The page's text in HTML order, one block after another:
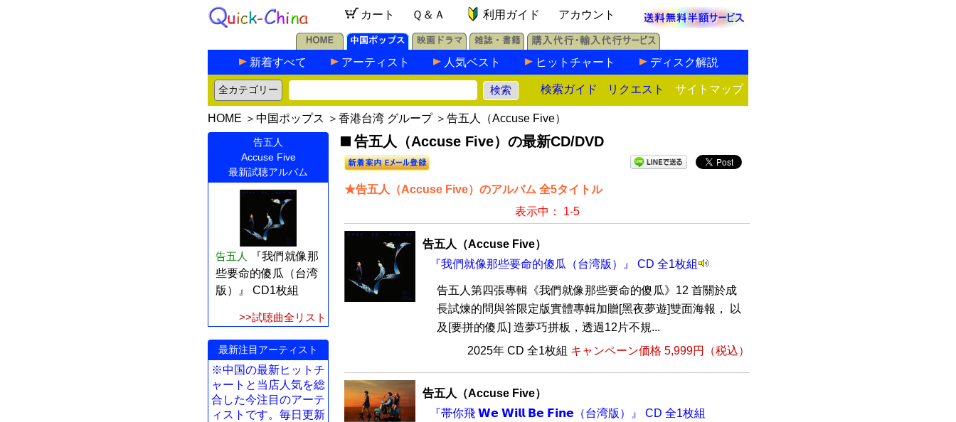
カート Ｑ＆Ａ 利用ガイド アカウント
新着すべて アーティスト 人気ベスト ヒットチャート ディスク解説
検索ガイド リクエスト サイトマップ
HOME ＞ 中国ポップス ＞ 香港台湾 グループ＞告五人（Accuse Five）
告五人
Accuse Five
最新試聴アルバム
告五人
『我們就像那
些要命的傻瓜（台湾
版）』 CD1枚組
>>試聴曲全リスト
最新注目アーティスト
※中国の最新ヒットチ
ャートと当店人気を総
合した今注目のアーテ
ィストです。毎日更新
告五人（Accuse Five）の最新CD/DVD
★告五人（Accuse Five）のアルバム 全5タイトル
表示中： 1-5
告五人（Accuse Five）
『我們就像那些要命的傻瓜（台湾版）』 CD 全1枚組
告五人第四張專輯《我們就像那些要命的傻瓜》12 首關於成
長試煉的問與答限定版實體專輯加贈[黑夜夢遊]雙面海報， 以
及[要拼的傻瓜] 造夢巧拼板，透過12片不規...
2025年 CD 全1枚組 キャンペーン価格 5,999円（税込）
告五人（Accuse Five）
『帯你飛 𝗪𝗲 𝗪𝗶𝗹𝗹 𝗕𝗲 𝗙𝗶𝗻𝗲（台湾版）』 CD 全1枚組